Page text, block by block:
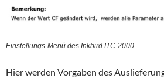
Einstellungs-Menü des Inkbird ITC-2000
Hier werden Vorgaben des